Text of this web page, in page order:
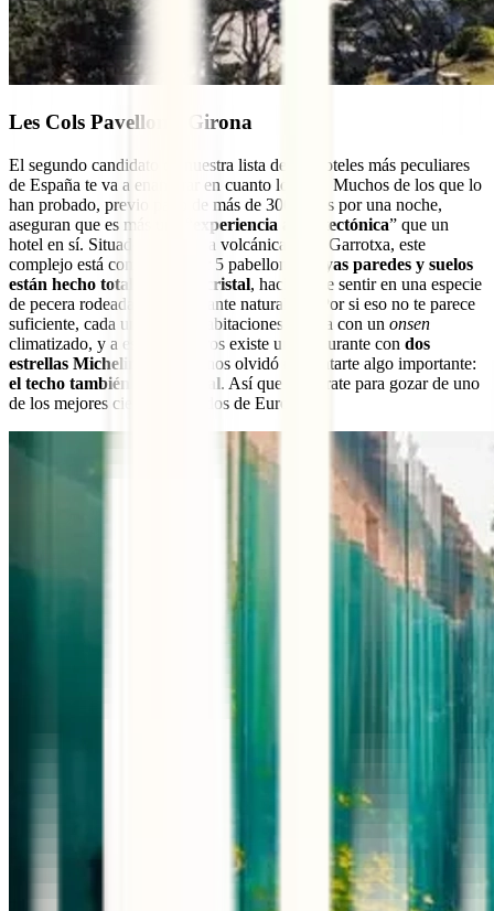
Les Cols Pavellons, Girona
El segundo candidato de nuestra lista de los hoteles más peculiares
de España te va a enamorar en cuanto lo veas. Muchos de los que lo
han probado, previo pago de más de 300 euros por una noche,
aseguran que es más una “
experiencia arquitectónica” que un
hotel en sí. Situado en la zona volcánica de la Garrotxa, este
complejo está compuesto por 5 pabellones
cuyas paredes y suelos
están hecho totalmente de cristal, haciéndote sentir en una especie
de pecera rodeada de exuberante naturaleza. Por si eso no te parece
suficiente, cada una de sus habitaciones cuenta con un onsen
climatizado, y a escasos metros existe un restaurante con dos
estrellas Michelin
. ¡Ah! Se nos olvidó comentarte algo importante:
el techo también es de cristal. Así que prepárate para gozar de uno
de los mejores cielos estrellados de Europa.